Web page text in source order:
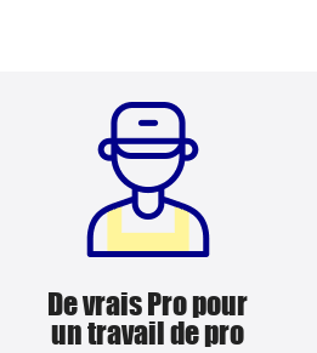
De vrais Pro pour
un travail de pro